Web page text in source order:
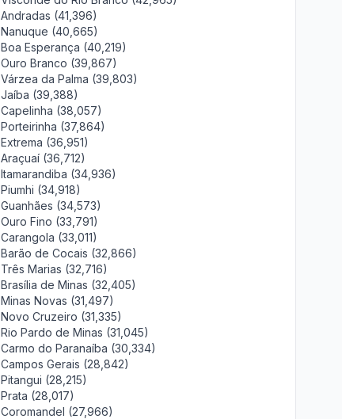
Andradas (41,396)
Nanuque (40,665)
Boa Esperança (40,219)
Ouro Branco (39,867)
Várzea da Palma (39,803)
Jaíba (39,388)
Capelinha (38,057)
Porteirinha (37,864)
Extrema (36,951)
Araçuaí (36,712)
Itamarandiba (34,936)
Piumhi (34,918)
Guanhães (34,573)
Ouro Fino (33,791)
Carangola (33,011)
Barão de Cocais (32,866)
Três Marias (32,716)
Brasília de Minas (32,405)
Minas Novas (31,497)
Novo Cruzeiro (31,335)
Rio Pardo de Minas (31,045)
Carmo do Paranaíba (30,334)
Campos Gerais (28,842)
Pitangui (28,215)
Prata (28,017)
Coromandel (27,966)